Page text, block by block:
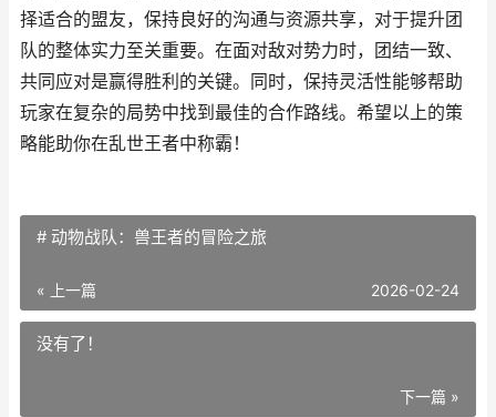
择适合的盟友，保持良好的沟通与资源共享，对于提升团
队的整体实力至关重要。在面对敌对势力时，团结一致、
共同应对是赢得胜利的关键。同时，保持灵活性能够帮助
玩家在复杂的局势中找到最佳的合作路线。希望以上的策
略能助你在乱世王者中称霸！
# 动物战队：兽王者的冒险之旅
« 上一篇 2026-02-24
没有了！
下一篇 »